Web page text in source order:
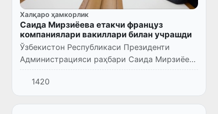
Халқаро ҳамкорлик
Саида Мирзиёева етакчи француз
компаниялари вакиллари билан учрашди
Ўзбекистон Республикаси Президенти
Администрацияси раҳбари Саида Мирзиёева
Франция тадбиркорлари халқаро ҳаракати
(MEDEF International) ҳузуридаги Ўзбекистон-
Франция ишбилармонлар...
1420